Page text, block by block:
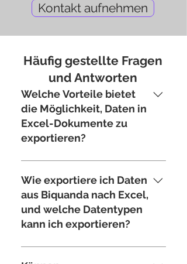
Kontakt aufnehmen
Welche Vorteile bietet
die Möglichkeit, Daten in
Excel-Dokumente zu
exportieren?
Der Einsatz des Excel-Exports ist
notwendig, wenn die
vordefinierten Berichte nicht
ausreichen und eine zusätzliche
Bearbeitung der Rohdaten aus
Biquanda erforderlich ist. Ein
weiterer Anwendungsfall besteht
Wie exportiere ich Daten
aus Biquanda nach Excel,
und welche Datentypen
kann ich exportieren?
Eine spezielle
Häufig gestellte Fragen
und Antworten